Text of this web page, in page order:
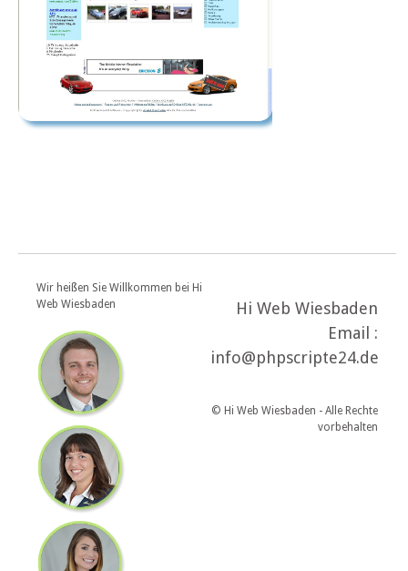
Wir heißen Sie Willkommen bei Hi
Web Wiesbaden
Hi Web Wiesbaden
Email :
info@phpscripte24.de
© Hi Web Wiesbaden - Alle Rechte
vorbehalten